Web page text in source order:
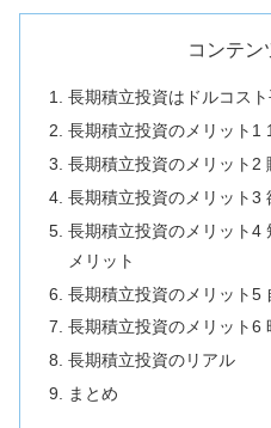
コンテン
長期積立投資はドルコス
長期積立投資のメリット1
長期積立投資のメリット2
長期積立投資のメリット3
長期積立投資のメリット4
メリット
長期積立投資のメリット5
長期積立投資のメリット6
長期積立投資のリアル
まとめ